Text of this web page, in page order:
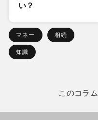
い？
マネー 相続
知識
このコラ